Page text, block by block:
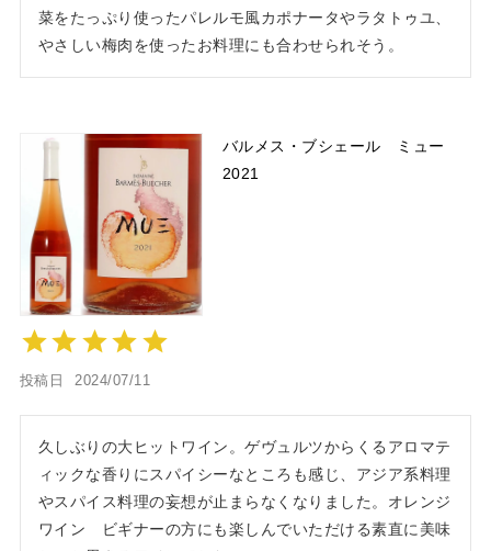
菜をたっぷり使ったパレルモ風カポナータやラタトゥユ、
やさしい梅肉を使ったお料理にも合わせられそう。
バルメス・ブシェール ミュー
2021
投稿日 2024/07/11
久しぶりの大ヒットワイン。ゲヴュルツからくるアロマテ
ィックな香りにスパイシーなところも感じ、アジア系料理
やスパイス料理の妄想が止まらなくなりました。オレンジ
ワイン　ビギナーの方にも楽しんでいただける素直に美味